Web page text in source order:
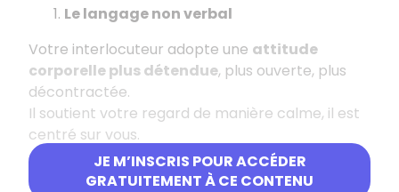
JE M’INSCRIS POUR ACCÉDER
GRATUITEMENT À CE CONTENU
Le langage non verbal
Votre interlocuteur adopte une attitude
corporelle plus détendue, plus ouverte, plus
décontractée.
Il soutient votre regard de manière calme, il est
centré sur vous.
Le langage verbal